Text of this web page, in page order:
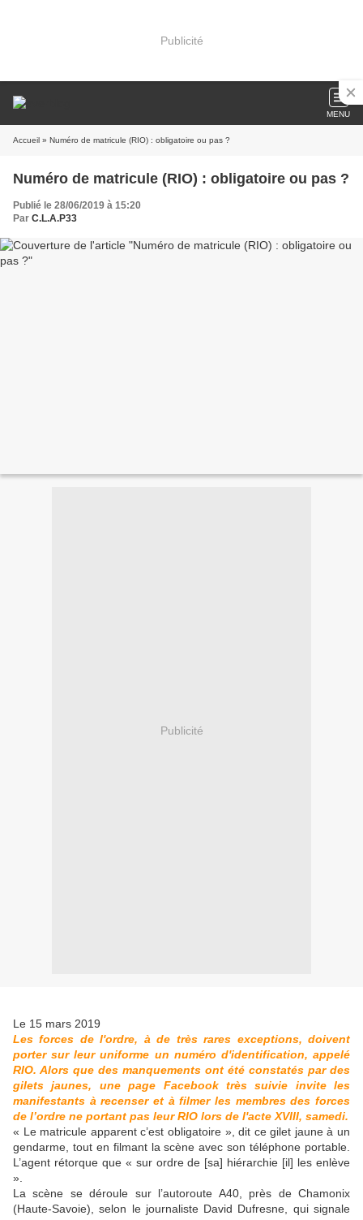
Publicité
MENU
Accueil » Numéro de matricule (RIO) : obligatoire ou pas ?
Numéro de matricule (RIO) : obligatoire ou pas ?
Publié le 28/06/2019 à 15:20
Par C.L.A.P33
Publicité
Le 15 mars 2019
Les forces de l'ordre, à de très rares exceptions, doivent
porter sur leur uniforme un numéro d'identification, appelé
RIO. Alors que des manquements ont été constatés par des
gilets jaunes, une page Facebook très suivie invite les
manifestants à recenser et à filmer les membres des forces
de l’ordre ne portant pas leur RIO lors de l'acte XVIII, samedi.
« Le matricule apparent c’est obligatoire », dit ce gilet jaune à un
gendarme, tout en filmant la scène avec son téléphone portable.
L’agent rétorque que « sur ordre de [sa] hiérarchie [il] les enlève
».
La scène se déroule sur l’autoroute A40, près de Chamonix
(Haute-Savoie), selon le journaliste David Dufresne, qui signale